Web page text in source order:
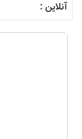
آنلاین :